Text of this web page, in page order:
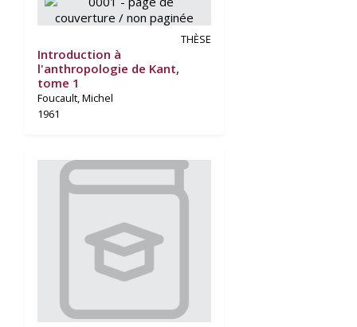
THÈSE
Introduction à
l'anthropologie de Kant,
tome 1
Foucault, Michel
1961